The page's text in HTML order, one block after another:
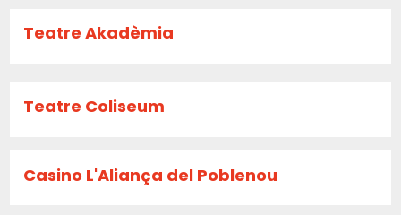
Teatre Akadèmia
Teatre Coliseum
Casino L'Aliança del Poblenou